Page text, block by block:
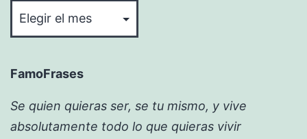
FamoFrases
Se quien quieras ser, se tu mismo, y vive
absolutamente todo lo que quieras vivir